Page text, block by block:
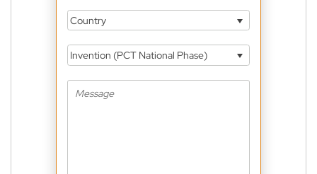
Country
Invention (PCT National Phase)